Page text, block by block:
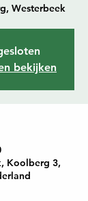
Westerbeek
bekijken
Koolberg 3,